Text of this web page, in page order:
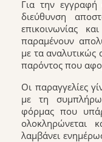
Για την εγγραφή
διεύθυνση
επικοινωνίας
παραμένουν
με τα
παρόντος που
Οι παραγγελίες
με τη
φόρμας που
ολοκληρώνεται
λαμβάνει